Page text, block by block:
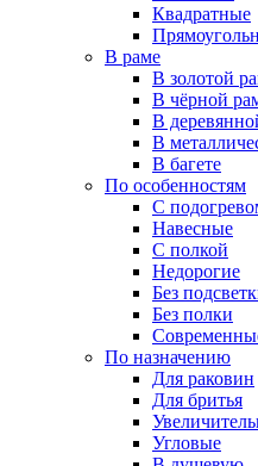
Квадратные
В раме
В золотой
В чёрной
В
В
В багете
По особенностям
С
Навесные
С полкой
Недорогие
Без
Без полки
По назначению
Для раковин
Для бритья
Угловые